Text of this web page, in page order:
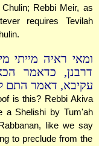
Rebbi Meir, as
requires Tevilah
ומאי ראיה מייתי
דרבנן, כדאמר
עקיבא, דאמר התם
is this? Rebbi Akiva
a Shelishi by Tum'ah
like we say
to preclude from the